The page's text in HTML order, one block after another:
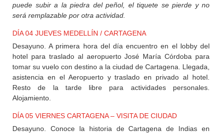
puede subir a la piedra del peñol, el tiquete se pierde y no
será remplazable por otra actividad.
DÍA 04 JUEVES MEDELLÍN / CARTAGENA
Desayuno. A primera hora del día encuentro en el lobby del
hotel para traslado al aeropuerto José María Córdoba para
tomar su vuelo con destino a la ciudad de Cartagena. Llegada,
asistencia en el Aeropuerto y traslado en privado al hotel.
Resto de la tarde libre para actividades personales.
Alojamiento.
DÍA 05 VIERNES CARTAGENA – VISITA DE CIUDAD
Desayuno. Conoce la historia de Cartagena de Indias en